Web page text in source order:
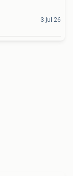
3 jul 26